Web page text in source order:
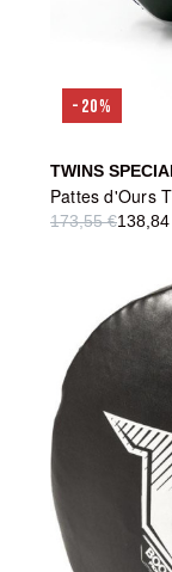
-20%
TWINS
Pattes d'Ours
173,55 €